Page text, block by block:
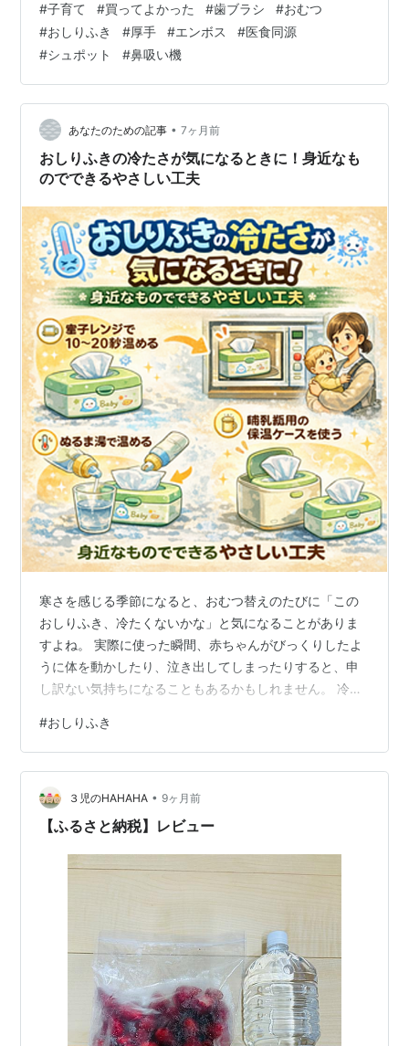
されている国内向けベビーおむつ。 肌に触れる面の素材
に抗菌加工を施したものもあり（※全ての細菌を抑えるわ
けではありません）。 敏感肌の赤ちゃんでも使いやすい
よう、ふんわり柔らかい素材が使われています（海外情
報によるとアルガンオイル配合タイプもあるとの記述あ
り）。 …
#子育て #買ってよかった #歯ブラシ #おむつ
#おしりふき #厚手 #エンボス #医食同源
#シュポット #鼻吸い機
あなたのための記事 • 7ヶ月前
おしりふきの冷たさが気になるときに！身近なも
のでできるやさしい工夫
寒さを感じる季節になると、おむつ替えのたびに「この
おしりふき、冷たくないかな」と気になることがありま
すよね。 実際に使った瞬間、赤ちゃんがびっくりしたよ
うに体を動かしたり、泣き出してしまったりすると、申
し訳ない気持ちになることもあるかもしれません。 冷た
もいますが、価格面が気になったり、コンセントの位置
や置き場所を考える必要があったりと、少しハードルを
感じる場合もあります。 そこで知っておきたいのが、必
ずしも専用アイテムに頼らなくても、工夫次第で冷たさ
を和らげられる可能性があるという点です。 普段の生活
#おしりふき
３児のHAHAHA • 9ヶ月前
【ふるさと納税】レビュー